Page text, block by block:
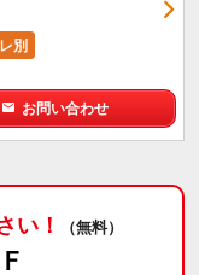
別
お問い合わせ
い！ （無料）